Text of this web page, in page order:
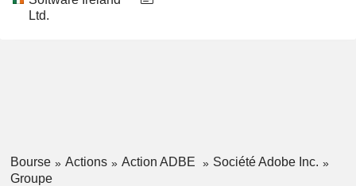
Ltd.
Bourse Actions Action ADBE
Société Adobe Inc.
Groupe